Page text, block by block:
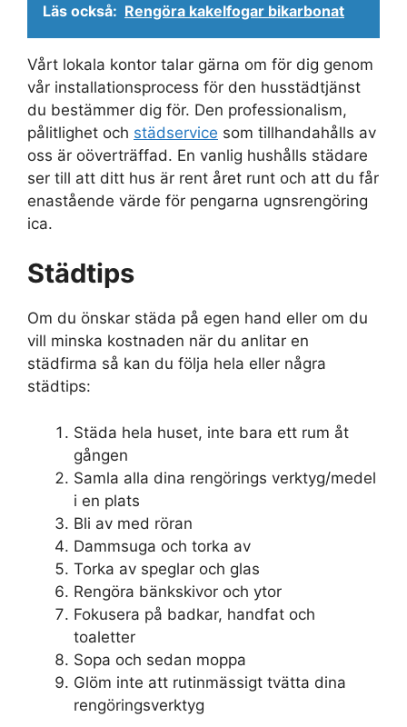
Läs också: Rengöra kakelfogar bikarbonat
Vårt lokala kontor talar gärna om för dig genom
vår installationsprocess för den husstädtjänst
du bestämmer dig för. Den professionalism,
pålitlighet och städservice som tillhandahålls av
oss är oöverträffad. En vanlig hushålls städare
ser till att ditt hus är rent året runt och att du får
enastående värde för pengarna ugnsrengöring
ica.
Städtips
Om du önskar städa på egen hand eller om du
vill minska kostnaden när du anlitar en
städfirma så kan du följa hela eller några
städtips:
Städa hela huset, inte bara ett rum åt
gången
Samla alla dina rengörings verktyg/medel
i en plats
Bli av med röran
Dammsuga och torka av
Torka av speglar och glas
Rengöra bänkskivor och ytor
Fokusera på badkar, handfat och
toaletter
Sopa och sedan moppa
Glöm inte att rutinmässigt tvätta dina
rengöringsverktyg